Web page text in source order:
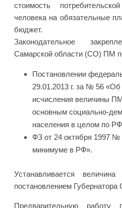
стоимость
человека на обязательные
бюджет.
Законодательное
Самарской области (СО) ПМ
Постановлении
29.01.2013 г. за № 56
исчисления величины
основным социально-
населения в целом по
ФЗ от 24 октября 1997
минимуме в РФ».
Устанавливается
постановлением Губернатора
Предварительную работу